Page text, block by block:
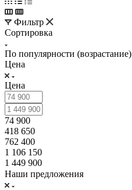
Фильтр
Сортировка
По популярности (возрастание)
Цена
Цена
74 900
418 650
762 400
1 106 150
1 449 900
Наши предложения